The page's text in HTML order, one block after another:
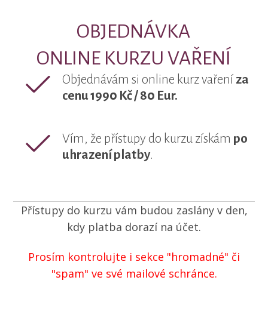
OBJEDNÁVKA
ONLINE KURZU VAŘENÍ
Objednávám si online kurz vaření za
cenu 1990 Kč / 80 Eur.
Vím, že přístupy do kurzu získám po
uhrazení platby.
Přístupy do kurzu vám budou zaslány v den,
kdy platba dorazí na účet.
Prosím kontrolujte i sekce "hromadné" či
"spam" ve své mailové schránce.